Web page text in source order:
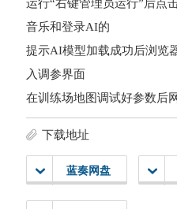
运行“右键管理员运行”后点
音乐和登录AI的
提示AI模型加载成功后浏览
入调参界面
在训练场地图调试好参数后
下载地址
蓝奏网盘